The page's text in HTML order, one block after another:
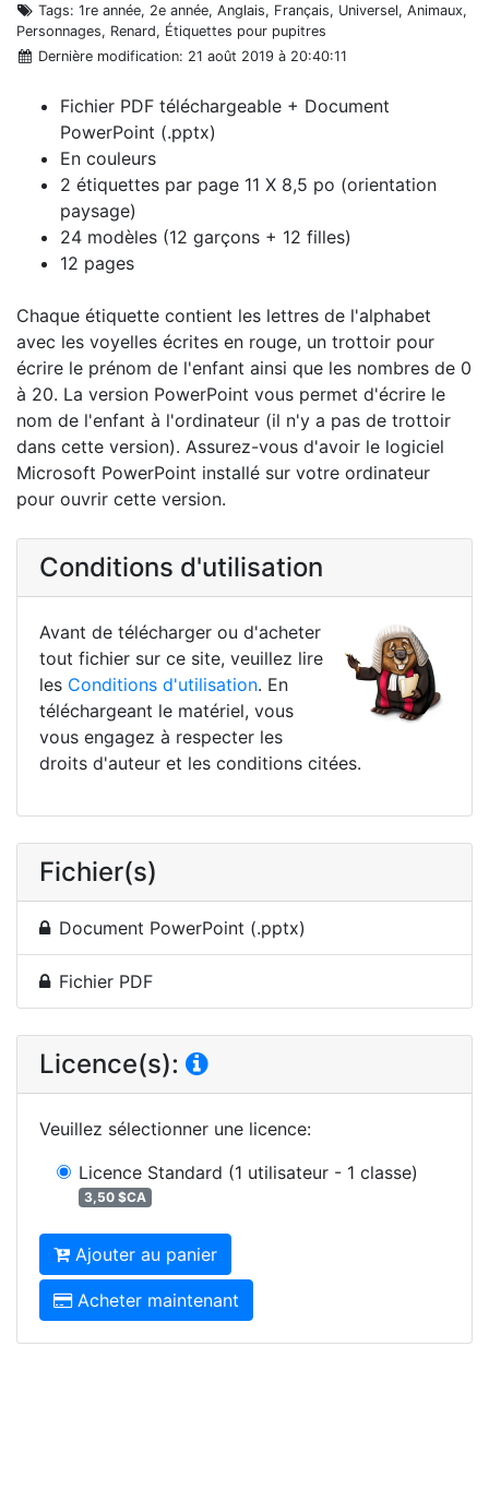
Tags: 1re année, 2e année, Anglais, Français, Universel, Animaux,
Personnages, Renard, Étiquettes pour pupitres
Dernière modification: 21 août 2019 à 20:40:11
Fichier PDF téléchargeable + Document
PowerPoint (.pptx)
En couleurs
2 étiquettes par page 11 X 8,5 po (orientation
paysage)
24 modèles (12 garçons + 12 filles)
12 pages
Chaque étiquette contient les lettres de l'alphabet
avec les voyelles écrites en rouge, un trottoir pour
écrire le prénom de l'enfant ainsi que les nombres de 0
à 20. La version PowerPoint vous permet d'écrire le
nom de l'enfant à l'ordinateur (il n'y a pas de trottoir
dans cette version). Assurez-vous d'avoir le logiciel
Microsoft PowerPoint installé sur votre ordinateur
pour ouvrir cette version.
Conditions d'utilisation
Avant de télécharger ou d'acheter
tout fichier sur ce site, veuillez lire
les Conditions d'utilisation. En
téléchargeant le matériel, vous
vous engagez à respecter les
droits d'auteur et les conditions citées.
Fichier(s)
Document PowerPoint (.pptx)
Fichier PDF
Licence(s):
Veuillez sélectionner une licence:
Licence Standard (1 utilisateur - 1 classe)
3,50 $CA
Ajouter au panier
Acheter maintenant